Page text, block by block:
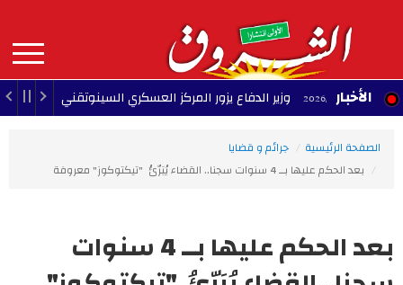
contenu
principal
MAIN
NAVIGATION الأخبار وزير الدفاع يزور المركز العسكري السينوتقني 23:05 - 2026/08/07
الصفحة الرئيسية
جرائم و قضايا
بعد الحكم عليها بــ 4 سنوات سجنا.. القضاء يُبَرّئُ "تيكتوكوز" معروفة
بعد الحكم عليها بــ 4 سنوات